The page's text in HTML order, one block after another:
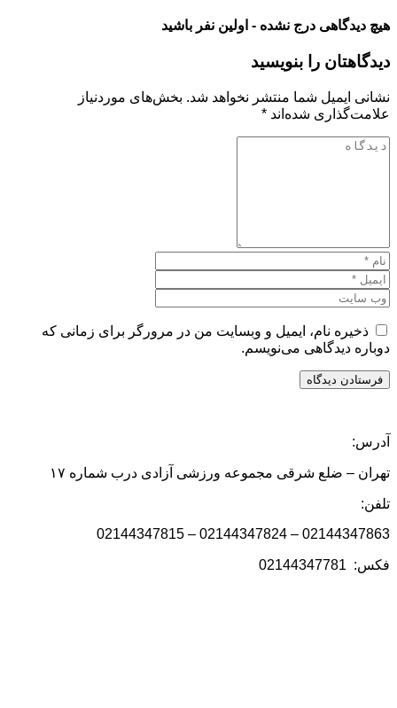
هیچ دیدگاهی درج نشده - اولین نفر باشید
دیدگاهتان را بنویسید
نشانی ایمیل شما منتشر نخواهد شد. بخش‌های موردنیاز
علامت‌گذاری شده‌اند *
ذخیره نام، ایمیل و وبسایت من در مرورگر برای زمانی که
دوباره دیدگاهی می‌نویسم.
آدرس:
تهران – ضلع شرقی مجموعه ورزشی آزادی درب شماره ۱۷
تلفن:
02144347863 – 02144347824 – 02144347815
فکس: 02144347781